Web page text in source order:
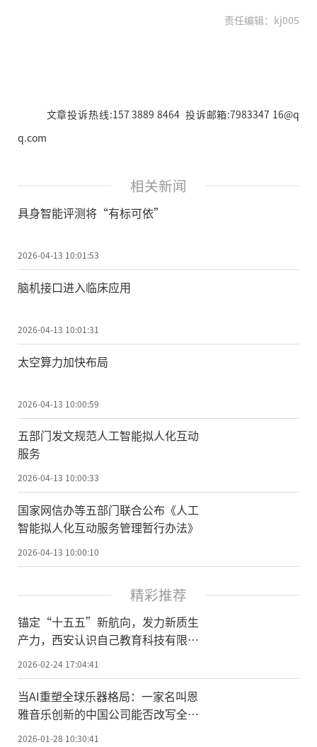
责任编辑：kj005
文章投诉热线:157 3889 8464 投诉邮箱:7983347 16@q
q.com
相关新闻
具身智能评测将“有标可依”
2026-04-13 10:01:53
脑机接口进入临床应用
2026-04-13 10:01:31
太空算力加快布局
2026-04-13 10:00:59
五部门发文规范人工智能拟人化互动
服务
2026-04-13 10:00:33
国家网信办等五部门联合公布《人工
智能拟人化互动服务管理暂行办法》
2026-04-13 10:00:10
精彩推荐
锚定“十五五”新航向，发力新质生
产力，西安认识自己教育科技有限公
司荣膺国家级科技型中小企业
2026-02-24 17:04:41
当AI重塑全球乐器格局：一家名叫恩
雅音乐创新的中国公司能否改写全球
乐器创新史？
2026-01-28 10:30:41